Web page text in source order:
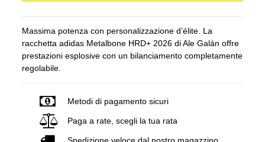
Massima potenza con personalizzazione d’élite. La
racchetta adidas Metalbone HRD+ 2026 di Ale Galán offre
prestazioni esplosive con un bilanciamento completamente
regolabile.
Metodi di pagamento sicuri
Paga a rate, scegli la tua rata
Spedizione veloce dal nostro magazzino